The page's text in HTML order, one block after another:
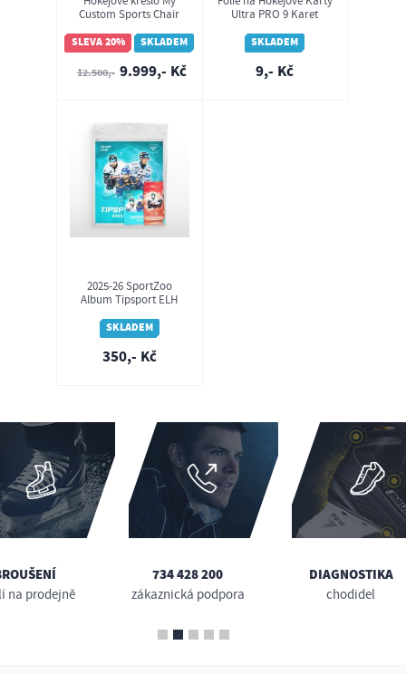
Custom Sports Chair
SLEVA 20%
SKLADEM
12.500,- 9.999,- Kč
Ultra PRO 9 Karet
SKLADEM
9,- Kč
2025-26 SportZoo
Album Tipsport ELH
Startovací balíček
SKLADEM
350,- Kč
na prodejně
734 428 200
zákaznická podpora
DIAGNOSTIKA
chodidel